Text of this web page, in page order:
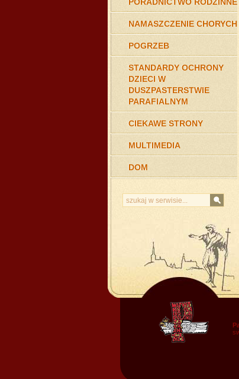
NAMASZCZENIE CHORYCH
POGRZEB
STANDARDY OCHRONY
DZIECI W
DUSZPASTERSTWIE
PARAFIALNYM
CIEKAWE STRONY
MULTIMEDIA
DOM